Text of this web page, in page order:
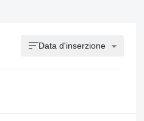
Data d'inserzione